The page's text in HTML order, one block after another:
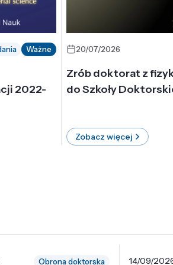
Ważne
2022-
20/07/2026
Zrób doktorat z
do Szkoły
Zobacz więcej
Obrona doktorska 14/09/